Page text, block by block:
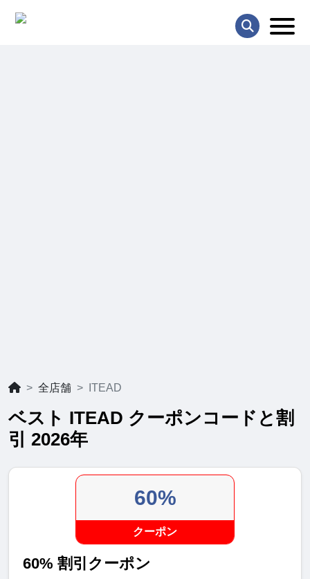
全店舗 ITEAD
ベスト ITEAD クーポンコードと割
引 2026年
60%
クーポン
60% 割引クーポン